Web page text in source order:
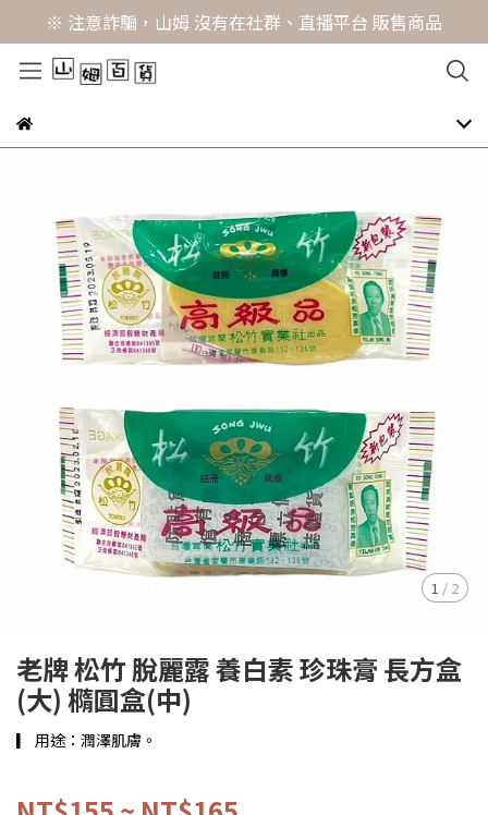
※ 注意詐騙，山姆 沒有在社群、直播平台 販售商品
1 / 2
老牌 松竹 脫麗露 養白素 珍珠膏 長方盒
(大) 橢圓盒(中)
▎ 用途：潤澤肌膚。